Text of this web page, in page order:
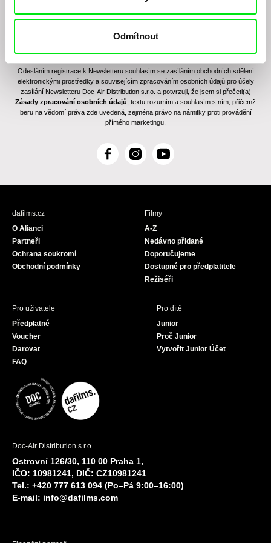
Odmítnout
Odesláním registrace k Newsletteru souhlasím se zasíláním obchodních sdělení
elektronickými prostředky a souvisejícím zpracováním osobních údajů pro účely
zasílání Newsletteru Doc-Air Distribution s.r.o. a potvrzuji, že jsem si přečetl(a)
Zásady zpracování osobních údajů , textu rozumím a souhlasím s ním, přičemž
beru na vědomí práva zde uvedená, zejména právo na námitky proti provádění
přímého marketingu.
F
c
I
s
Y
u
dafilms.cz
O Alianci
Partneři
Ochrana soukromí
Obchodní podmínky
Filmy
A-Z
Nedávno přidané
Doporučujeme
Dostupné pro předplatitele
Režiséři
Pro uživatele
Předplatné
Voucher
Darovat
FAQ
Pro dítě
Junior
Proč Junior
Vytvořit Junior Účet
Doc-Air Distribution s.r.o.
Ostrovní 126/30, 110 00 Praha 1,
IČO: 10981241, DIČ: CZ10981241
Tel.: +420 777 613 094 (Po–Pá 9:00–16:00)
E-mail: info@dafilms.com